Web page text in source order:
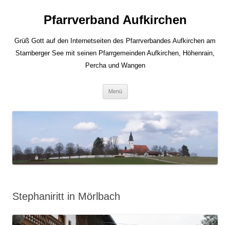
Pfarrverband Aufkirchen
Grüß Gott auf den Internetseiten des Pfarrverbandes Aufkirchen am
Starnberger See mit seinen Pfarrgemeinden Aufkirchen, Höhenrain,
Percha und Wangen
Menü
Stephaniritt in Mörlbach